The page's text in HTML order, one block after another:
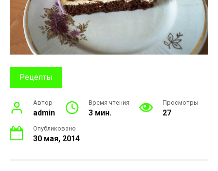
Рецепты
Автор
admin
Время чтения
3 мин.
Просмотры
27
Опубликовано
30 мая, 2014